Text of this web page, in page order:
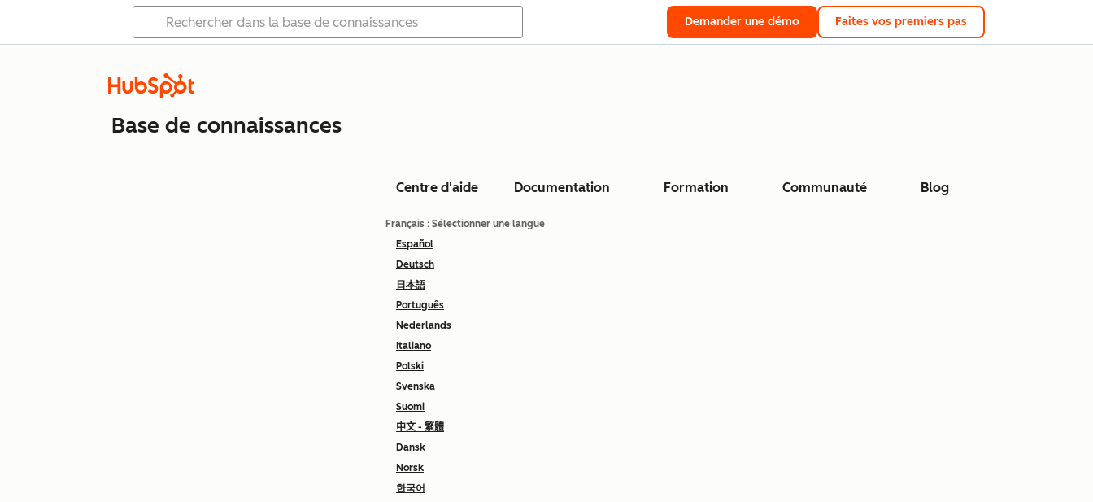
Demander une démo Faites vos premiers pas
Base de connaissances
Centre d'aide Documentation Formation Communauté Blog
Français : Sélectionner une langue
Español
Deutsch
日本語
Português
Nederlands
Italiano
Polski
Svenska
Suomi
中文 - 繁體
Dansk
Norsk
한국어